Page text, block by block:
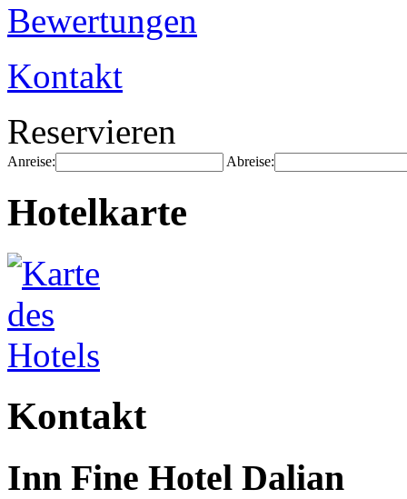
Bewertungen
Kontakt
Reservieren
Anreise: Abreise:
Hotelkarte
Kontakt
Inn Fine Hotel Dalian